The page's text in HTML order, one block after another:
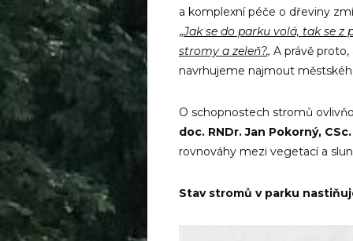
a komplexní péče o dřeviny
„Jak se do parku volá, tak se z
stromy a zeleň?„ A právě
navrhujeme najmout
O schopnostech stromů
doc. RNDr. Jan Pokorný,
rovnováhy mezi vegetací a
Stav stromů v parku